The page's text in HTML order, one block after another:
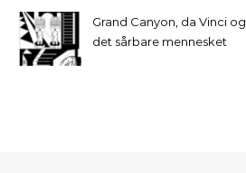
Grand Canyon, da Vinci og
det sårbare mennesket